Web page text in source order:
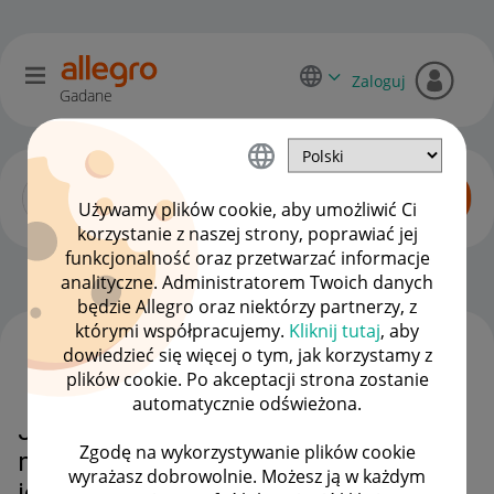
Używamy plików cookie, aby umożliwić Ci
korzystanie z naszej strony, poprawiać jej
funkcjonalność oraz przetwarzać informacje
analityczne. Administratorem Twoich danych
będzie Allegro oraz niektórzy partnerzy, z
którymi współpracujemy. Kliknij tutaj, aby
dowiedzieć się więcej o tym, jak korzystamy z
plików cookie. Po akceptacji strona zostanie
automatycznie odświeżona.
Zgodę na wykorzystywanie plików cookie
wyrażasz dobrowolnie. Możesz ją w każdym
Gadane
Zaloguj
Początkujący sprzedawcy OPCJE
Jestem sprzedawcą
międzynarodowym, co mam zrobić,
WSZYSTKIE TEMATY